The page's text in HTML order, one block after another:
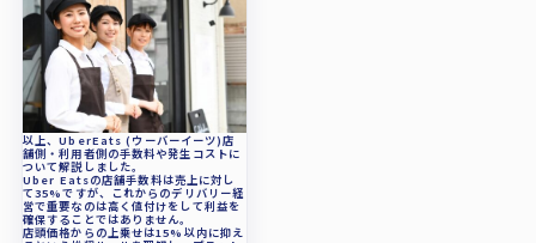
以上、UberEats (ウーバーイーツ)店
舗側・利用者側の手数料や発生コストに
ついて解説しました。
Uber Eatsの店舗手数料は売上に対し
て35%ですが、これからのデリバリー経
営で重要なのは高く値付けをして利益を
確保することではありません。
店頭価格からの上乗せは15%以内に抑え